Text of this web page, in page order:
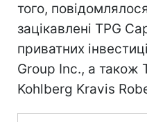
того,
зацікавлені TPG
приватних
Group Inc., а також
Kohlberg Kravis